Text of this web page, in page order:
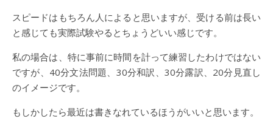
スピードはもちろん人によると思いますが、受ける前は長い
と感じても実際試験やるとちょうどいい感じです。
私の場合は、特に事前に時間を計って練習したわけではない
ですが、40分文法問題、30分和訳、30分露訳、20分見直し
のイメージです。
もしかしたら最近は書きなれているほうがいいと思います。